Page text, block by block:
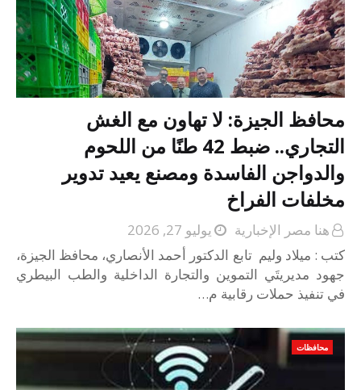
محافظ الجيزة: لا تهاون مع الغش
التجاري.. ضبط 42 طنًا من اللحوم
والدواجن الفاسدة ومصنع يعيد تدوير
مخلفات الفراخ
هنا مصر الإخبارية
يوليو 27, 2026
كتب : ميلاد وليم تابع الدكتور أحمد الأنصاري، محافظ الجيزة،
جهود مديريتَي التموين والتجارة الداخلية والطب البيطري
في تنفيذ حملات رقابية م…
محافظات